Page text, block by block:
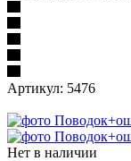
Артикул: 5476
Нет в наличии